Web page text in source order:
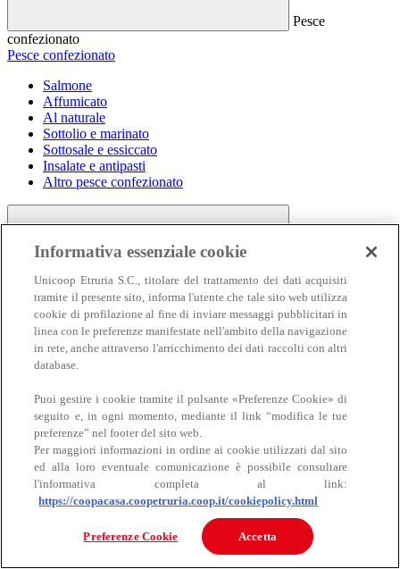
Pesce
confezionato
Pesce confezionato
Salmone
Affumicato
Al naturale
Sottolio e marinato
Sottosale e essiccato
Insalate e antipasti
Altro pesce confezionato
Carne
Carne
Bovino
Informativa essenziale cookie
Unicoop Etruria S.C., titolare del trattamento dei dati acquisiti
tramite il presente sito, informa l'utente che tale sito web utilizza
cookie di profilazione al fine di inviare messaggi pubblicitari in
linea con le preferenze manifestate nell'ambito della navigazione
in rete, anche attraverso l'arricchimento dei dati raccolti con altri
database.
Puoi gestire i cookie tramite il pulsante «Preferenze Cookie» di
seguito e, in ogni momento, mediante il link “modifica le tue
preferenze” nel footer del sito web.
Per maggiori informazioni in ordine ai cookie utilizzati dal sito
ed alla loro eventuale comunicazione è possibile consultare
l'informativa completa al link:
https://coopacasa.coopetruria.coop.it/cookiepolicy.html
Preferenze Cookie Accetta